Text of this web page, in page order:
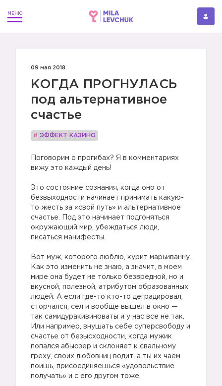
09 мая 2018
КОГДА ПРОГНУЛАСЬ
под альтернативное
счастье
# ЭФФЕКТ КАЗИНО
Поговорим о прогибах? Я в комментариях
вижу это каждый день!
Это состояние сознания, когда оно от
безвыходности начинает принимать какую-
то жесть за «свой путь» и альтернативное
счастье. Под это начинает подгоняться
окружающий мир, убеждаться люди,
писаться манифесты.
Вот муж, которого люблю, курит марьиванну.
Как это изменить не знаю, а значит, в моем
мире она будет не только безвредной, но и
вкусной, полезной, атрибутом образованных
людей. А если где-то кто-то деградировал,
сторчался, сел и вообще вышел в окно —
так самидуракивиноваты и у нас все не так.
Или например, внушать себе суперсвободу и
счастье от безысходности, когда мужик
попался абьюзер и склоняет к свальному
греху, своих любовниц водит, а ты их чаем
поишь, присоединяешься «удовольствие
получать» и с его другом тоже.